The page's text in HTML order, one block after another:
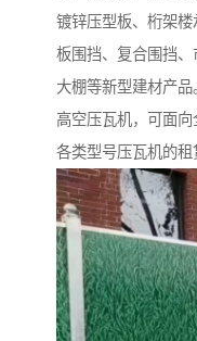
镀锌压型板、桁架
板围挡、复合围挡
大棚等新型建材产
高空压瓦机，可面
各类型号压瓦机的租